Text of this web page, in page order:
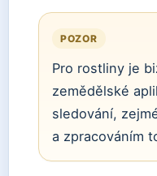
POZOR
Pro rostliny je
zemědělské
sledování,
a zpracováním